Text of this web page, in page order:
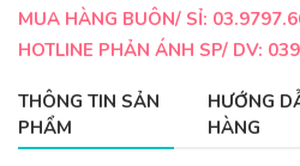
MUA HÀNG BUÔN/ SỈ:
HOTLINE PHẢN ÁNH SP/ DV:
THÔNG TIN SẢN
PHẨM
HƯỚNG
HÀNG